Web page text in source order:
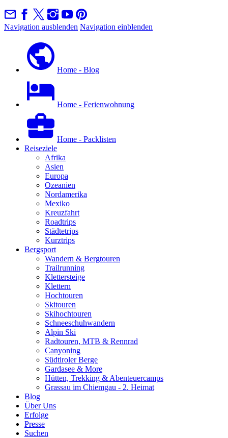
Navigation ausblenden Navigation einblenden
Home - Blog
Home - Ferienwohnung
Home - Packlisten
Reiseziele
Afrika
Asien
Europa
Ozeanien
Nordamerika
Mexiko
Kreuzfahrt
Roadtrips
Städtetrips
Kurztrips
Bergsport
Wandern & Bergtouren
Trailrunning
Klettersteige
Klettern
Hochtouren
Skitouren
Skihochtouren
Schneeschuhwandern
Alpin Ski
Radtouren, MTB & Rennrad
Canyoning
Südtiroler Berge
Gardasee & More
Hütten, Trekking & Abenteuercamps
Grassau im Chiemgau - 2. Heimat
Blog
Über Uns
Erfolge
Presse
Suchen